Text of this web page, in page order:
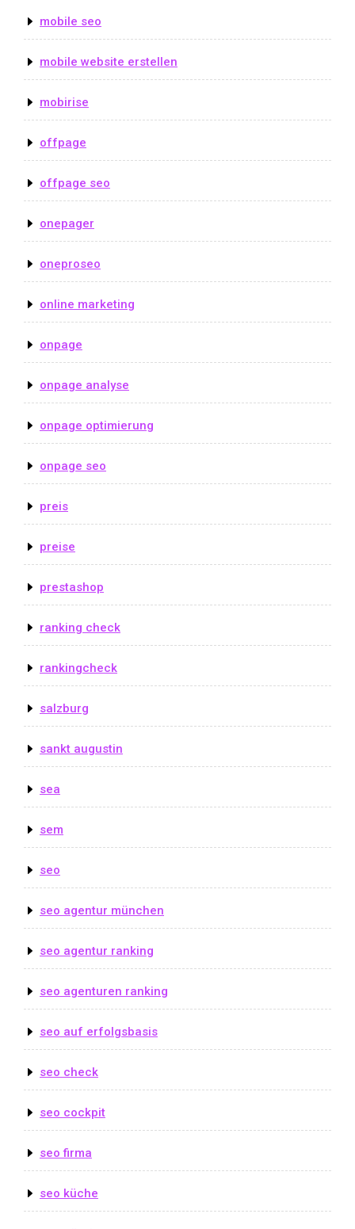
mobile seo
mobile website erstellen
mobirise
offpage
offpage seo
onepager
oneproseo
online marketing
onpage
onpage analyse
onpage optimierung
onpage seo
preis
preise
prestashop
ranking check
rankingcheck
salzburg
sankt augustin
sea
sem
seo
seo agentur münchen
seo agentur ranking
seo agenturen ranking
seo auf erfolgsbasis
seo check
seo cockpit
seo firma
seo küche